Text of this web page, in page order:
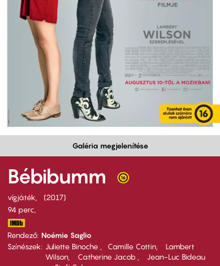
Galéria megjelenítése
Bébibumm
vígjáték
2017
94 perc,
Rendező Noémie Saglio
Színészek
Juliette Binoche Camille Cottin
Lambert
Wilson
Catherine Jacob
Jean-Luc Bideau